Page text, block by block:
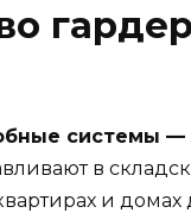
системы —
в
и